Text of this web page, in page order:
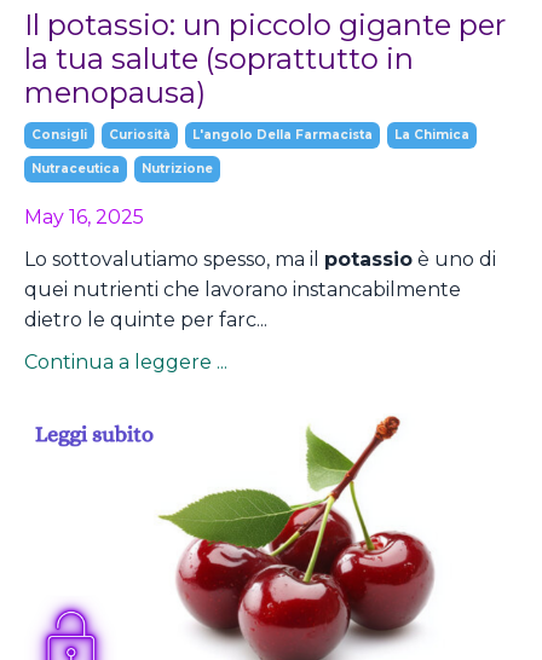
Il potassio: un piccolo gigante per
la tua salute (soprattutto in
menopausa)
Consigli Curiosità L'angolo Della Farmacista La Chimica
Nutraceutica Nutrizione
May 16, 2025
Lo sottovalutiamo spesso, ma il potassio è uno di
quei nutrienti che lavorano instancabilmente
dietro le quinte per farc...
Continua a leggere ...